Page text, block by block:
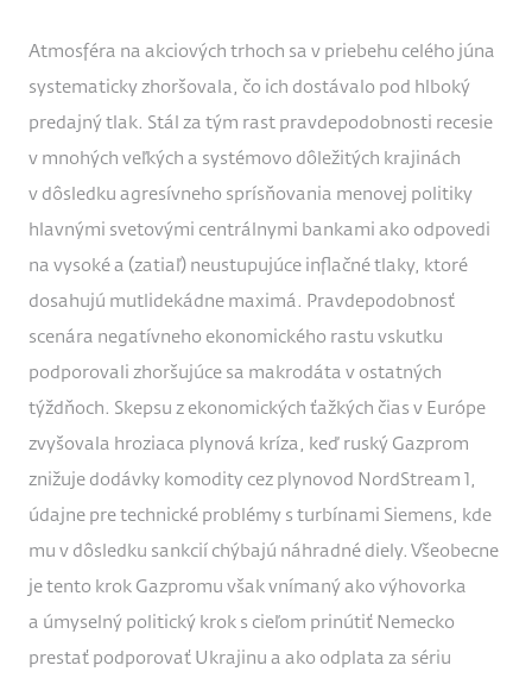
Atmosféra na akciových trhoch sa v priebehu celého júna
systematicky zhoršovala, čo ich dostávalo pod hlboký
predajný tlak. Stál za tým rast pravdepodobnosti recesie
v mnohých veľkých a systémovo dôležitých krajinách
v dôsledku agresívneho sprísňovania menovej politiky
hlavnými svetovými centrálnymi bankami ako odpovedi
na vysoké a (zatiaľ) neustupujúce inflačné tlaky, ktoré
dosahujú mutlidekádne maximá. Pravdepodobnosť
scenára negatívneho ekonomického rastu vskutku
podporovali zhoršujúce sa makrodáta v ostatných
týždňoch. Skepsu z ekonomických ťažkých čias v Európe
zvyšovala hroziaca plynová kríza, keď ruský Gazprom
znižuje dodávky komodity cez plynovod NordStream 1,
údajne pre technické problémy s turbínami Siemens, kde
mu v dôsledku sankcií chýbajú náhradné diely. Všeobecne
je tento krok Gazpromu však vnímaný ako výhovorka
a úmyselný politický krok s cieľom prinútiť Nemecko
prestať podporovať Ukrajinu a ako odplata za sériu